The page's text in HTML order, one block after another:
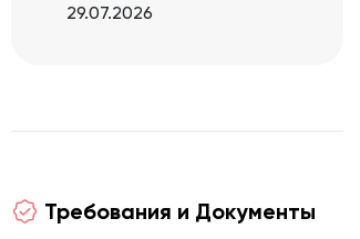
29.07.2026
Требования и Документы